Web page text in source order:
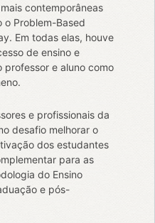
contemporâneas
o Problem-Based
Em todas elas, houve
de ensino e
e aluno como
e profissionais da
desafio melhorar o
dos estudantes
para as
do Ensino
e pós-